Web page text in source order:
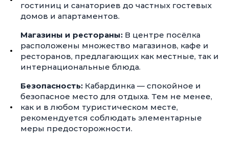
гостиниц и санаториев до частных гостевых
домов и апартаментов.
Магазины и рестораны: В центре посёлка
расположены множество магазинов, кафе и
ресторанов, предлагающих как местные, так и
интернациональные блюда.
Безопасность: Кабардинка — спокойное и
безопасное место для отдыха. Тем не менее,
как и в любом туристическом месте,
рекомендуется соблюдать элементарные
меры предосторожности.